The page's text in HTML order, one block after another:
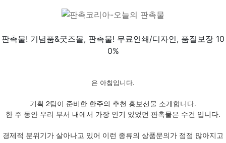
판촉물! 기념품&굿즈몰, 판촉물! 무료인쇄/디자인, 품질보장 10
0%
은 아침입니다.
기획 2팀이 준비한 한주의 추천 홍보선물 소개합니다.
한 주 동안 우리 부서 내에서 가장 인기 있었던 판촉물은 수건 입니다.
경제적 분위기가 살아나고 있어 이런 종류의 상품문의가 점점 많아지고